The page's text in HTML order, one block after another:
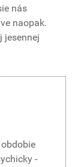
nás
naopak.
jesennej
-